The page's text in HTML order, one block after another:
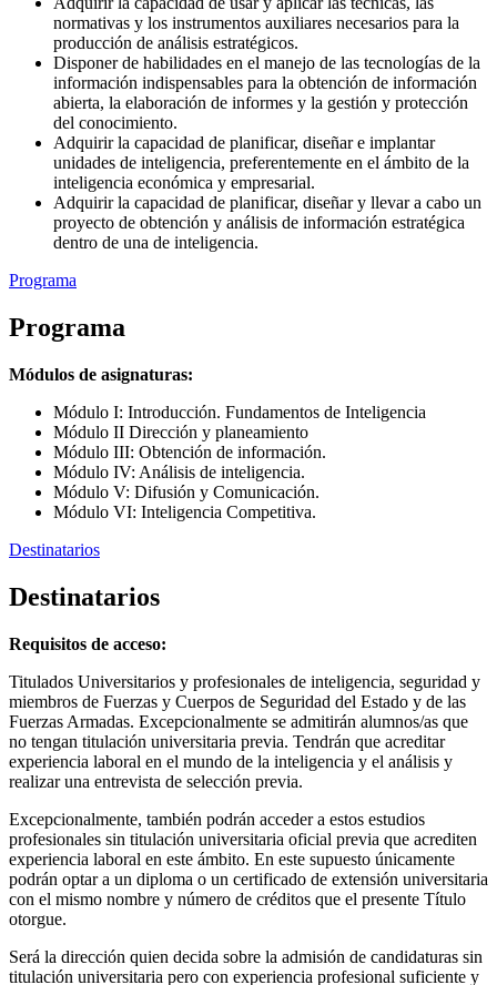
normativas y los instrumentos auxiliares necesarios para la
producción de análisis estratégicos.
Disponer de habilidades en el manejo de las tecnologías de la
información indispensables para la obtención de información
abierta, la elaboración de informes y la gestión y protección
del conocimiento.
Adquirir la capacidad de planificar, diseñar e implantar
unidades de inteligencia, preferentemente en el ámbito de la
inteligencia económica y empresarial.
Adquirir la capacidad de planificar, diseñar y llevar a cabo un
proyecto de obtención y análisis de información estratégica
dentro de una de inteligencia.
Programa
Programa
Módulos de asignaturas:
Módulo I: Introducción. Fundamentos de Inteligencia
Módulo II Dirección y planeamiento
Módulo III: Obtención de información.
Módulo IV: Análisis de inteligencia.
Módulo V: Difusión y Comunicación.
Módulo VI: Inteligencia Competitiva.
Destinatarios
Destinatarios
Requisitos de acceso:
Titulados Universitarios y profesionales de inteligencia, seguridad y
miembros de Fuerzas y Cuerpos de Seguridad del Estado y de las
Fuerzas Armadas. Excepcionalmente se admitirán alumnos/as que
no tengan titulación universitaria previa. Tendrán que acreditar
experiencia laboral en el mundo de la inteligencia y el análisis y
realizar una entrevista de selección previa.
Excepcionalmente, también podrán acceder a estos estudios
profesionales sin titulación universitaria oficial previa que acrediten
experiencia laboral en este ámbito. En este supuesto únicamente
podrán optar a un diploma o un certificado de extensión universitaria
con el mismo nombre y número de créditos que el presente Título
otorgue.
Será la dirección quien decida sobre la admisión de candidaturas sin
titulación universitaria pero con experiencia profesional suficiente y